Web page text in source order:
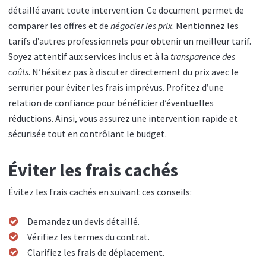
détaillé avant toute intervention. Ce document permet de
comparer les offres et de négocier les prix. Mentionnez les
tarifs d’autres professionnels pour obtenir un meilleur tarif.
Soyez attentif aux services inclus et à la transparence des
coûts. N’hésitez pas à discuter directement du prix avec le
serrurier pour éviter les frais imprévus. Profitez d’une
relation de confiance pour bénéficier d’éventuelles
réductions. Ainsi, vous assurez une intervention rapide et
sécurisée tout en contrôlant le budget.
Éviter les frais cachés
Évitez les frais cachés en suivant ces conseils:
Demandez un devis détaillé.
Vérifiez les termes du contrat.
Clarifiez les frais de déplacement.